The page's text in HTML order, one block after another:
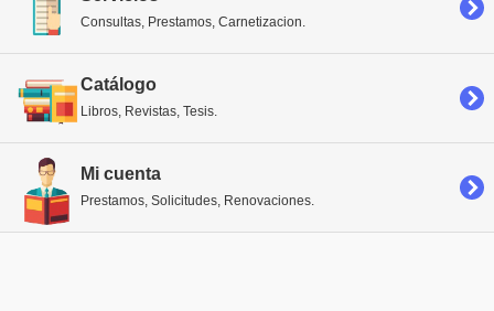
Consultas, Prestamos, Carnetizacion.
Catálogo
Libros, Revistas, Tesis.
Mi cuenta
Prestamos, Solicitudes, Renovaciones.